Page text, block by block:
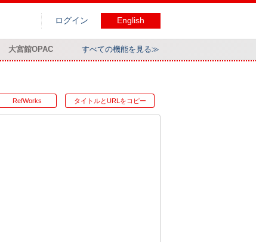
ログイン English
大宮館OPAC すべての機能を見る≫
RefWorks タイトルとURLをコピー